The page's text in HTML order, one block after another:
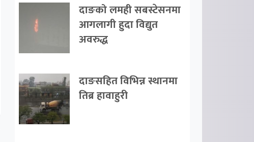
दाङको लमही सबस्टेसनमा
आगलागी हुदा विद्युत
अवरुद्ध
दाङसहित विभिन्न स्थानमा
तिब्र हावाहुरी